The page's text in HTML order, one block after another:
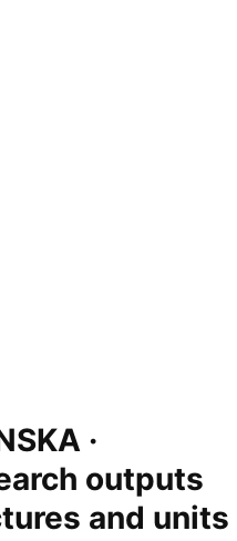
·
outputs
and units